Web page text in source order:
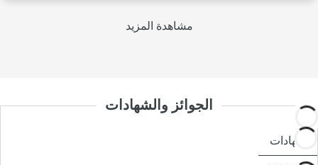
مشاهدة المزيد
الجوائز والشهادات
شهادات